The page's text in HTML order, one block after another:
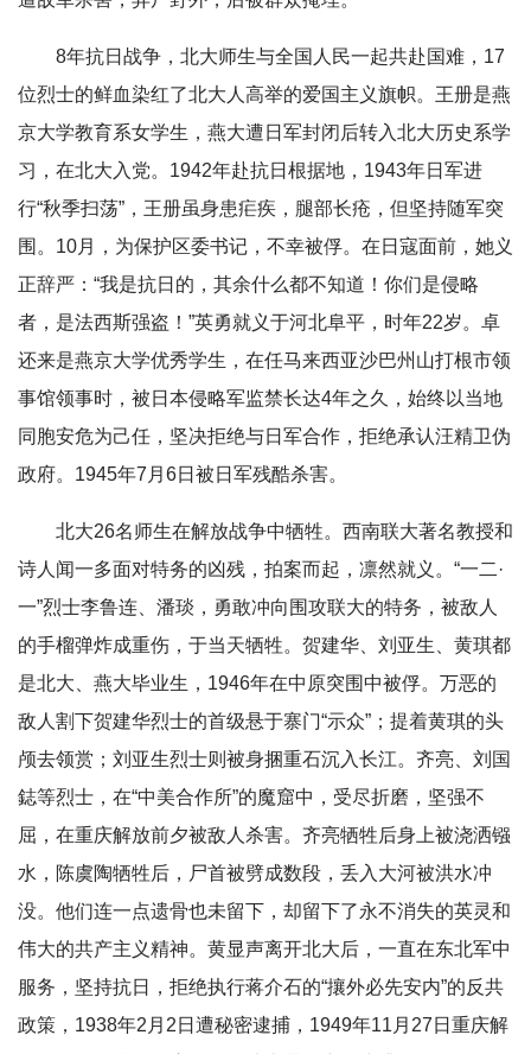
8年抗日战争，北大师生与全国人民一起共赴国难，17
位烈士的鲜血染红了北大人高举的爱国主义旗帜。王册是燕
京大学教育系女学生，燕大遭日军封闭后转入北大历史系学
习，在北大入党。1942年赴抗日根据地，1943年日军进
行“秋季扫荡”，王册虽身患疟疾，腿部长疮，但坚持随军突
围。10月，为保护区委书记，不幸被俘。在日寇面前，她义
正辞严：“我是抗日的，其余什么都不知道！你们是侵略
者，是法西斯强盗！”英勇就义于河北阜平，时年22岁。卓
还来是燕京大学优秀学生，在任马来西亚沙巴州山打根市领
事馆领事时，被日本侵略军监禁长达4年之久，始终以当地
同胞安危为己任，坚决拒绝与日军合作，拒绝承认汪精卫伪
政府。1945年7月6日被日军残酷杀害。
北大26名师生在解放战争中牺牲。西南联大著名教授和
诗人闻一多面对特务的凶残，拍案而起，凛然就义。“一二·
一”烈士李鲁连、潘琰，勇敢冲向围攻联大的特务，被敌人
的手榴弹炸成重伤，于当天牺牲。贺建华、刘亚生、黄琪都
是北大、燕大毕业生，1946年在中原突围中被俘。万恶的
敌人割下贺建华烈士的首级悬于寨门“示众”；提着黄琪的头
颅去领赏；刘亚生烈士则被身捆重石沉入长江。齐亮、刘国
鋕等烈士，在“中美合作所”的魔窟中，受尽折磨，坚强不
屈，在重庆解放前夕被敌人杀害。齐亮牺牲后身上被浇洒镪
水，陈虞陶牺牲后，尸首被劈成数段，丢入大河被洪水冲
没。他们连一点遗骨也未留下，却留下了永不消失的英灵和
伟大的共产主义精神。黄显声离开北大后，一直在东北军中
服务，坚持抗日，拒绝执行蒋介石的“攘外必先安内”的反共
政策，1938年2月2日遭秘密逮捕，1949年11月27日重庆解